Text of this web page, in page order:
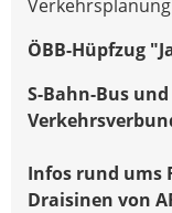
ÖBB-Hüpfzug
S-Bahn-Bus
Infos rund ums
Draisinen von